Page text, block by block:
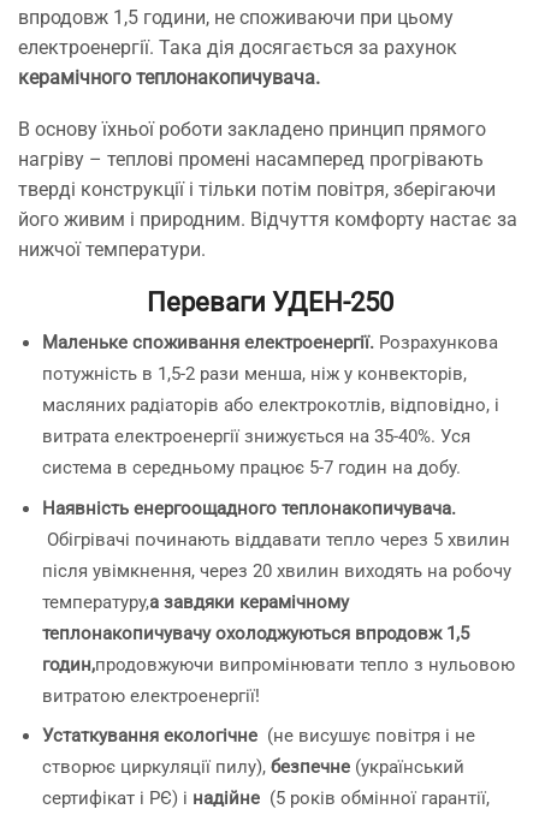
впродовж 1,5 години, не споживаючи при цьому
електроенергії. Така дія досягається за рахунок
керамічного теплонакопичувача.
В основу їхньої роботи закладено принцип прямого
нагріву – теплові промені насамперед прогрівають
тверді конструкції і тільки потім повітря, зберігаючи
його живим і природним. Відчуття комфорту настає за
нижчої температури.
Переваги УДЕН-250
Маленьке споживання електроенергії. Розрахункова
потужність в 1,5-2 рази менша, ніж у конвекторів,
масляних радіаторів або електрокотлів, відповідно, і
витрата електроенергії знижується на 35-40%. Уся
система в середньому працює 5-7 годин на добу.
Наявність енергоощадного теплонакопичувача.
Обігрівачі починають віддавати тепло через 5 хвилин
після увімкнення, через 20 хвилин виходять на робочу
температуру,а завдяки керамічному
теплонакопичувачу охолоджуються впродовж 1,5
годин,продовжуючи випромінювати тепло з нульовою
витратою електроенергії!
Устаткування екологічне (не висушує повітря і не
створює циркуляції пилу), безпечне (український
сертифікат і РЄ) і надійне (5 років обмінної гарантії,